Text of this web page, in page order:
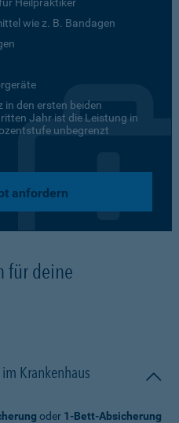
wie z. B. Bandagen
in den ersten beiden
Jahr ist die Leistung in
unbegrenzt
anfordern
für deine
Krankenhaus
oder 1-Bett-Absicherung